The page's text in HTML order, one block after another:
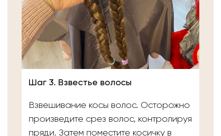
Шаг 3. Взвестье волосы
Взвешивание косы волос. Осторожно
произведите срез волос, контролируя
пряди. Затем поместите косичку в